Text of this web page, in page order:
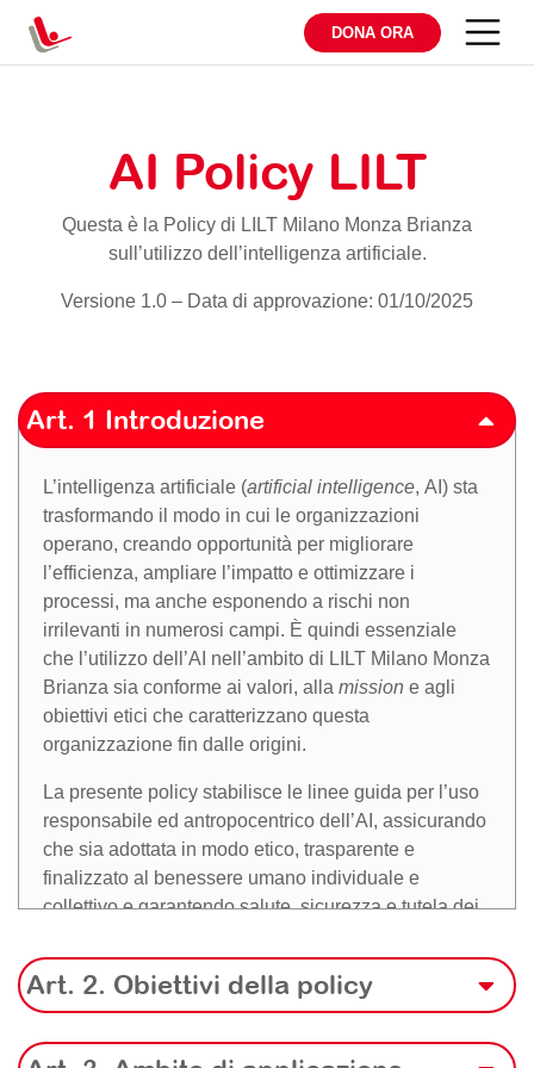
DONA ORA
AI Policy LILT
Questa è la Policy di LILT Milano Monza Brianza
sull’utilizzo dell’intelligenza artificiale.
Versione 1.0 – Data di approvazione: 01/10/2025
Art. 1 Introduzione
L’intelligenza artificiale (artificial intelligence, AI) sta
trasformando il modo in cui le organizzazioni
operano, creando opportunità per migliorare
l’efficienza, ampliare l’impatto e ottimizzare i
processi, ma anche esponendo a rischi non
irrilevanti in numerosi campi. È quindi essenziale
che l’utilizzo dell’AI nell’ambito di LILT Milano Monza
Brianza sia conforme ai valori, alla mission e agli
obiettivi etici che caratterizzano questa
organizzazione fin dalle origini.
La presente policy stabilisce le linee guida per l’uso
responsabile ed antropocentrico dell’AI, assicurando
che sia adottata in modo etico, trasparente e
finalizzato al benessere umano individuale e
collettivo e garantendo salute, sicurezza e tutela dei
conformità alla normativa UE definita dal
Regolamento UE 2016/679 sulla protezione dei dati
sull’Intelligenza Artificiale (AI Act)come pure alla
Art. 2. Obiettivi della policy